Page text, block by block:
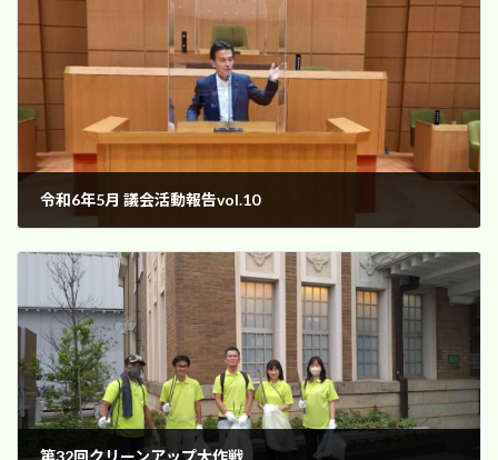
令和6年5月 議会活動報告vol.10